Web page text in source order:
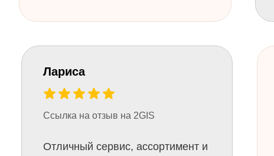
Отличный сервис, ассортимент и
Ссылка на отзыв на 2GIS
Лариса